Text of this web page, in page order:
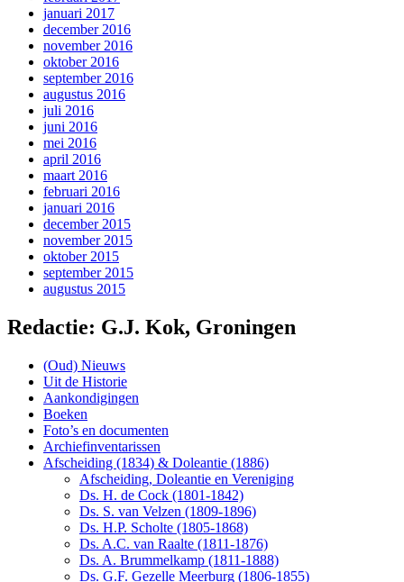
januari 2017
december 2016
november 2016
oktober 2016
september 2016
augustus 2016
juli 2016
juni 2016
mei 2016
april 2016
maart 2016
februari 2016
januari 2016
december 2015
november 2015
oktober 2015
september 2015
augustus 2015
Redactie: G.J. Kok, Groningen
(Oud) Nieuws
Uit de Historie
Aankondigingen
Boeken
Foto’s en documenten
Archiefinventarissen
Afscheiding (1834) & Doleantie (1886)
Afscheiding, Doleantie en Vereniging
Ds. H. de Cock (1801-1842)
Ds. S. van Velzen (1809-1896)
Ds. H.P. Scholte (1805-1868)
Ds. A.C. van Raalte (1811-1876)
Ds. A. Brummelkamp (1811-1888)
Ds. G.F. Gezelle Meerburg (1806-1855)